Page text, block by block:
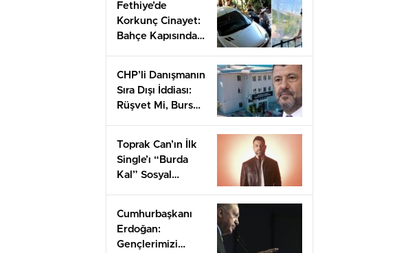
Fethiye’de
Korkunç Cinayet:
Bahçe Kapısından
CHP’li Danışmanın
Sıra Dışı İddiası:
Rüşvet Mi, Burs
Toprak Can’ın İlk
Single’ı “Burda
Kal” Sosyal
Cumhurbaşkanı
Erdoğan:
Gençlerimizi